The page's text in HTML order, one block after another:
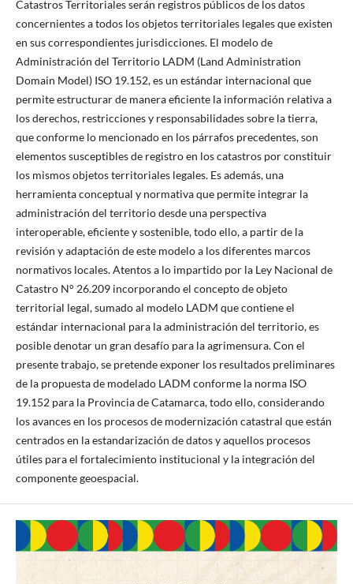
Catastros Territoriales serán registros públicos de los datos
concernientes a todos los objetos territoriales legales que existen
en sus correspondientes jurisdicciones. El modelo de
Administración del Territorio LADM (Land Administration
Domain Model) ISO 19.152, es un estándar internacional que
permite estructurar de manera eficiente la información relativa a
los derechos, restricciones y responsabilidades sobre la tierra,
que conforme lo mencionado en los párrafos precedentes, son
elementos susceptibles de registro en los catastros por constituir
los mismos objetos territoriales legales. Es además, una
herramienta conceptual y normativa que permite integrar la
administración del territorio desde una perspectiva
interoperable, eficiente y sostenible, todo ello, a partir de la
revisión y adaptación de este modelo a los diferentes marcos
normativos locales. Atentos a lo impartido por la Ley Nacional de
Catastro N° 26.209 incorporando el concepto de objeto
territorial legal, sumado al modelo LADM que contiene el
estándar internacional para la administración del territorio, es
posible denotar un gran desafío para la agrimensura. Con el
presente trabajo, se pretende exponer los resultados preliminares
de la propuesta de modelado LADM conforme la norma ISO
19.152 para la Provincia de Catamarca, todo ello, considerando
los avances en los procesos de modernización catastral que están
centrados en la estandarización de datos y aquellos procesos
útiles para el fortalecimiento institucional y la integración del
componente geoespacial.